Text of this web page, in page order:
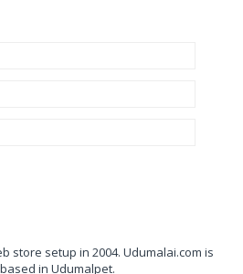
store setup in 2004. Udumalai.com is
in Udumalpet.